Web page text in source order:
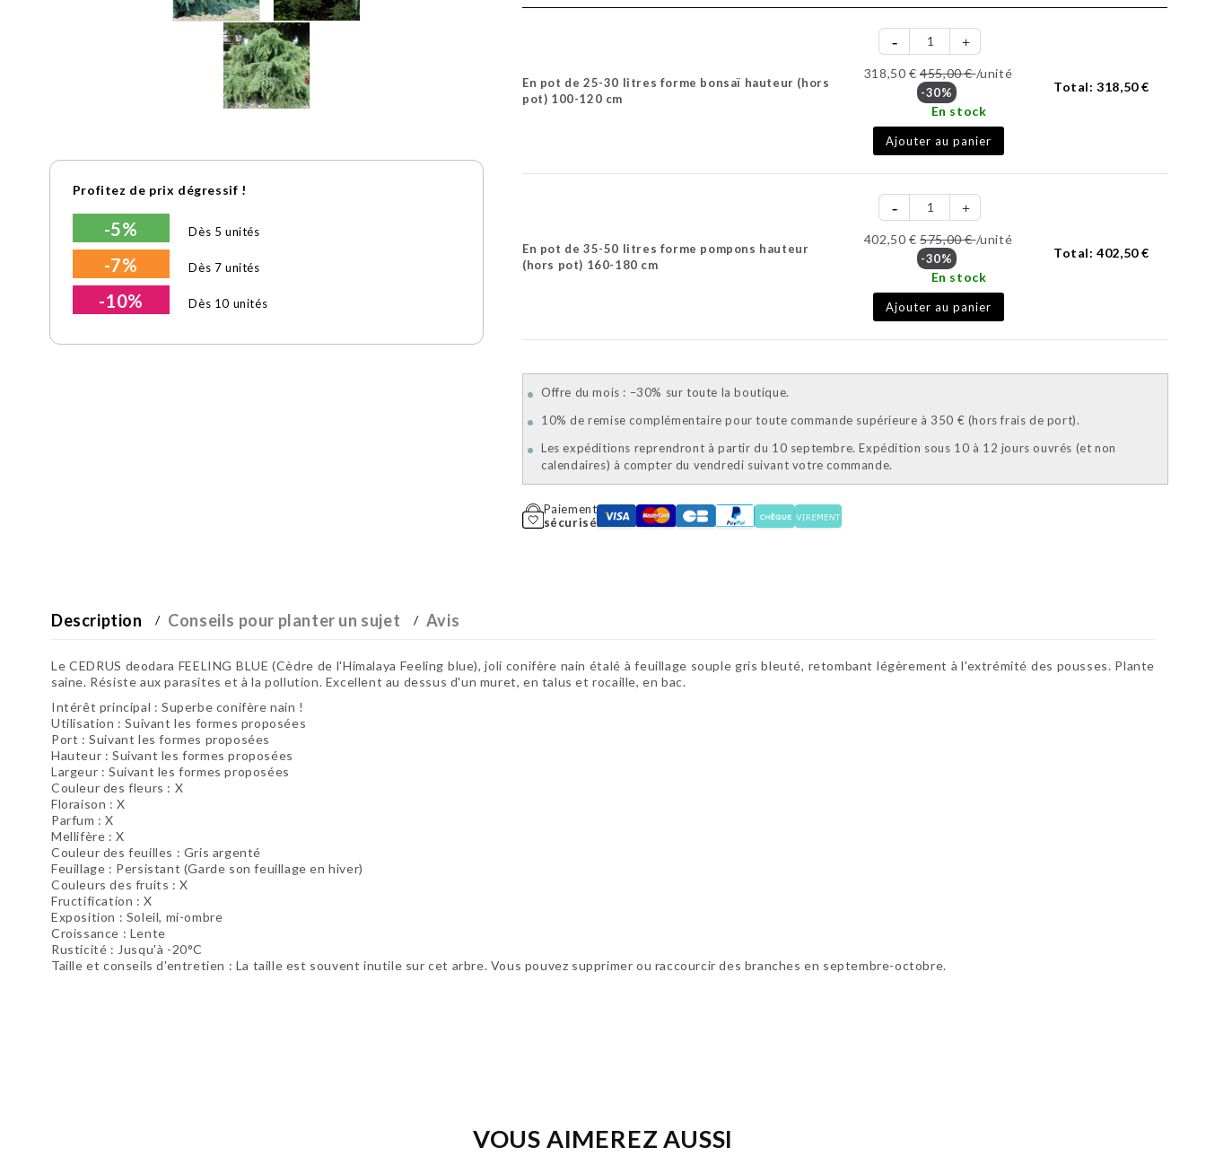
Profitez de prix dégressif !
-5% Dès 5 unités
-7% Dès 7 unités
-10% Dès 10 unités
En pot de 25-30 litres forme bonsaï hauteur (hors
pot) 100-120 cm
318,50 €455,00 €/unité
-30%
En stock
Ajouter au panier
Total:318,50 €
En pot de 35-50 litres forme pompons hauteur
(hors pot) 160-180 cm
402,50 €575,00 €/unité
-30%
En stock
Ajouter au panier
Total:402,50 €
Offre du mois : –30% sur toute la boutique.
10% de remise complémentaire pour toute commande supérieure à 350 € (hors frais de port).
Les expéditions reprendront à partir du 10 septembre. Expédition sous 10 à 12 jours ouvrés (et non
calendaires) à compter du vendredi suivant votre commande.
Paiement
sécurisé
Description Conseils pour planter un sujet Avis
Le CEDRUS deodara FEELING BLUE (Cèdre de l'Himalaya Feeling blue), joli conifère nain étalé à feuillage souple gris bleuté, retombant légèrement à l'extrémité des pousses. Plante
saine. Résiste aux parasites et à la pollution. Excellent au dessus d'un muret, en talus et rocaille, en bac.
Intérêt principal : Superbe conifère nain !
Utilisation :Suivant les formes proposées
Port :Suivant les formes proposées
Hauteur : Suivant les formes proposées
Largeur : Suivant les formes proposées
Couleur des fleurs : X
Floraison : X
Parfum : X
Mellifère : X
Couleur des feuilles : Gris argenté
Feuillage : Persistant (Garde son feuillage en hiver)
Couleurs des fruits : X
Fructification : X
Exposition : Soleil, mi-ombre
Croissance : Lente
Rusticité : Jusqu'à -20°C
Taille et conseils d'entretien : La taille est souvent inutile sur cet arbre. Vous pouvez supprimer ou raccourcir des branches en septembre-octobre.
VOUS AIMEREZ AUSSI